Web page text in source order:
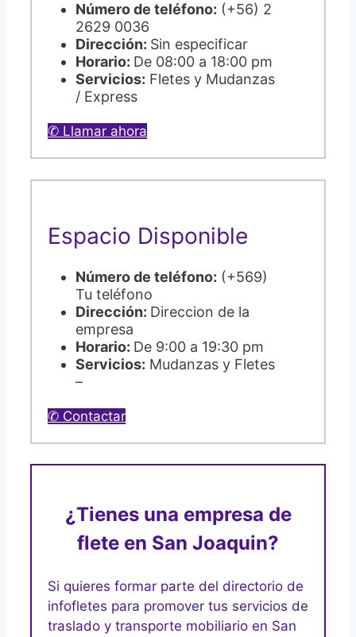
Número de teléfono: (+56) 2
2629 0036
Dirección: Sin especificar
Horario: De 08:00 a 18:00 pm
Servicios: Fletes y Mudanzas
/ Express
✆ Llamar ahora
Espacio Disponible
Número de teléfono: (+569)
Tu teléfono
Dirección: Direccion de la
empresa
Horario: De 9:00 a 19:30 pm
Servicios: Mudanzas y Fletes
–
✆ Contactar
¿Tienes una empresa de
flete en San Joaquin?
Si quieres formar parte del directorio de
infofletes para promover tus servicios de
traslado y transporte mobiliario en San